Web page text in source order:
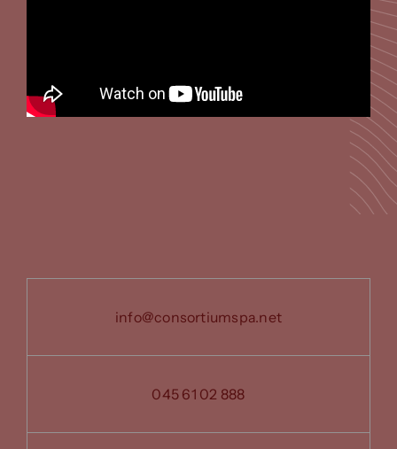
info@consortiumspa.net
045 61 02 888